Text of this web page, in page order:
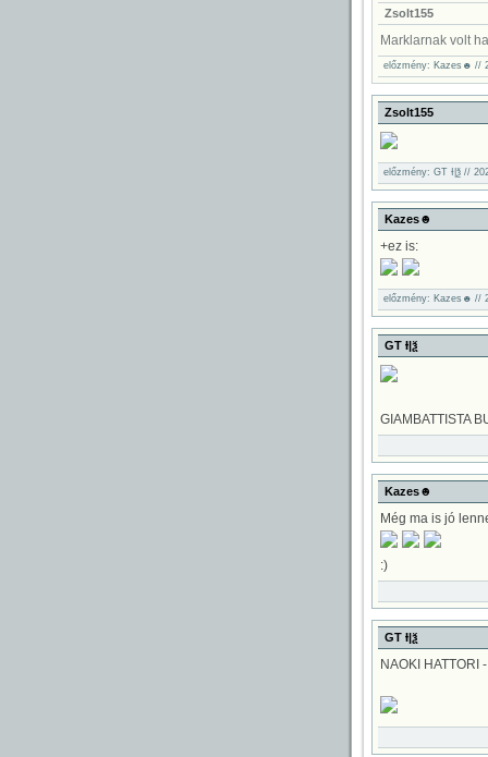
Zsolt155
Marklarnak volt
előzmény: Kazes☻ //
Zsolt155
előzmény: GT Ɨ|ѯ //
Kazes☻
+ez is:
előzmény: Kazes☻ //
GT Ɨ|ѯ
GIAMBATTISTA
Kazes☻
Még ma is jó
:)
GT Ɨ|ѯ
NAOKI HATTORI